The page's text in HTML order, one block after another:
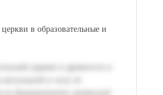
в образовательные и